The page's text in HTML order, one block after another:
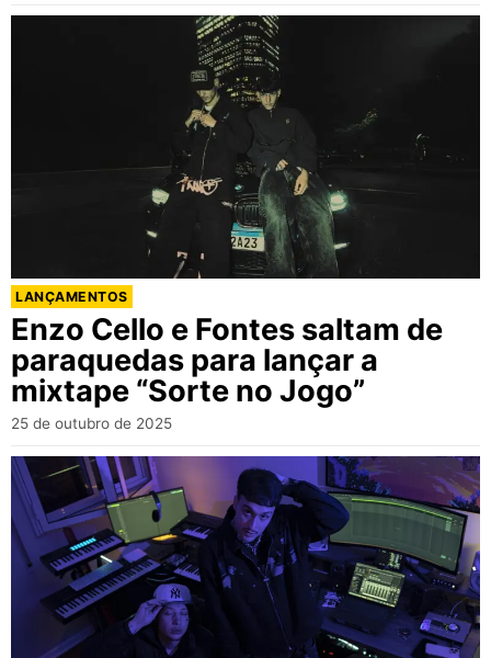
LANÇAMENTOS
Enzo Cello e Fontes saltam de
paraquedas para lançar a
mixtape “Sorte no Jogo”
25 de outubro de 2025